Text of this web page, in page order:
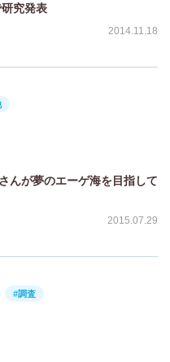
究発表
2014.11.18
んが夢のエーゲ海を目指して
2015.07.29
#調査